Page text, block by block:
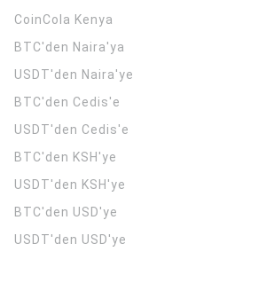
CoinCola Kenya
BTC'den Naira'ya
USDT'den Naira'ye
BTC'den Cedis'e
USDT'den Cedis'e
BTC'den KSH'ye
USDT'den KSH'ye
BTC'den USD'ye
USDT'den USD'ye